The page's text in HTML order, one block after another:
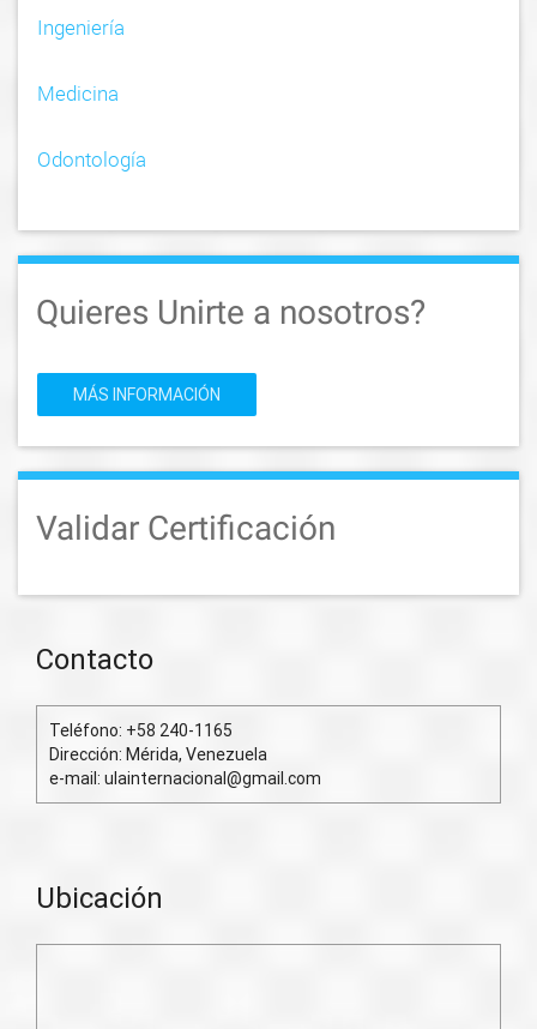
Ingeniería
Medicina
Odontología
Quieres Unirte a nosotros?
MÁS INFORMACIÓN
Validar Certificación
Contacto
Teléfono: +58 240-1165
Dirección: Mérida, Venezuela
e-mail: ulainternacional@gmail.com
Ubicación